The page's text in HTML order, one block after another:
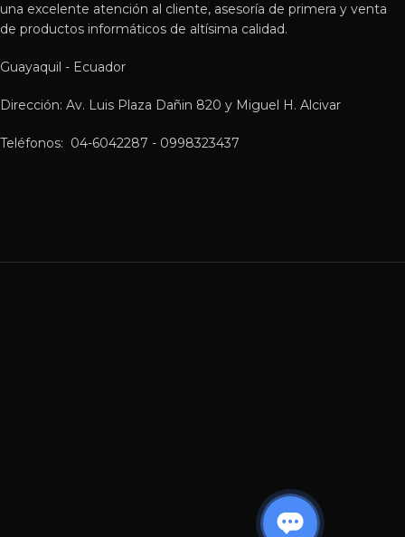
una excelente atención al cliente, asesoría de primera y venta
de productos informáticos de altísima calidad.
Guayaquil - Ecuador
Dirección: Av. Luis Plaza Dañin 820 y Miguel H. Alcivar
Teléfonos: 04-6042287 - 0998323437